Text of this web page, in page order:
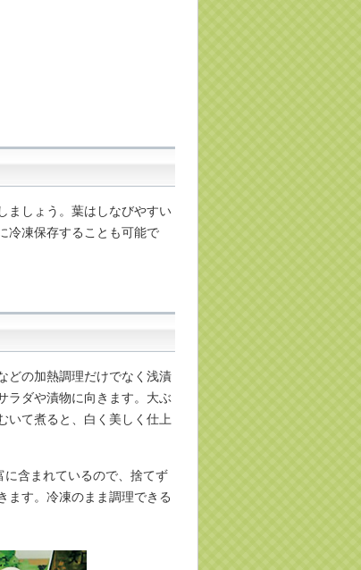
ましょう。葉はしなびやすい
冷凍保存することも可能で
どの加熱調理だけでなく浅漬
ラダや漬物に向きます。大ぶ
いて煮ると、白く美しく仕上
含まれているので、捨てず
ます。冷凍のまま調理できる